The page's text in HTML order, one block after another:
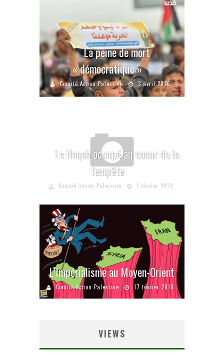
La peine de mort
« démocratique »
Comité Action Palestine 3 avril 2026
Le Naqab occupé au coeur de la
tempête
Comité Action Palestine 1 février 2022
L’Impérialisme au Moyen-Orient
Comité Action Palestine 17 février 2010
VIEWS